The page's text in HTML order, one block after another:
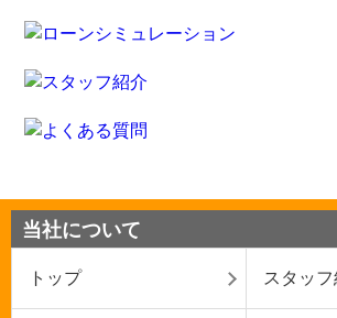
当社について
トップ スタッ